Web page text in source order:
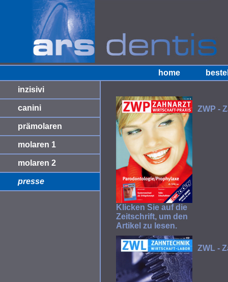
home
inzisivi
canini
prämolaren
molaren 1
molaren 2
presse
Klicken Sie auf die
Zeitschrift, um den
Artikel zu lesen.
ZWP -
ZWL -